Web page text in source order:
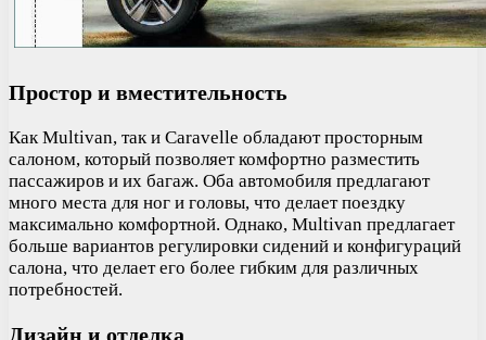
Простор и вместительность
Как Multivan, так и Caravelle обладают просторным
салоном, который позволяет комфортно разместить
пассажиров и их багаж. Оба автомобиля предлагают
много места для ног и головы, что делает поездку
максимально комфортной. Однако, Multivan предлагает
больше вариантов регулировки сидений и конфигураций
салона, что делает его более гибким для различных
потребностей.
Дизайн и отделка